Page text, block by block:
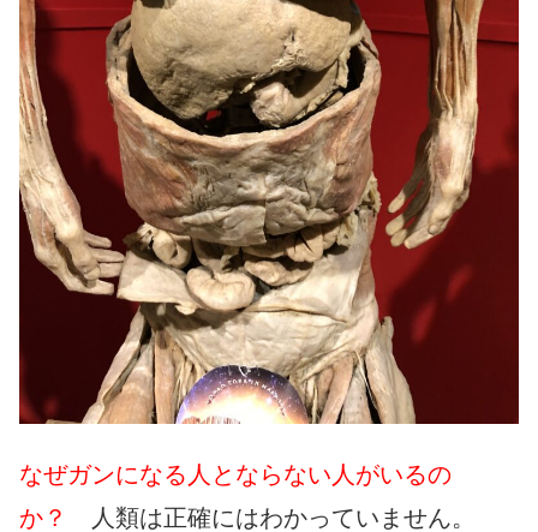
なぜガンになる人とならない人がいるの
か？
人類は正確にはわかっていません。